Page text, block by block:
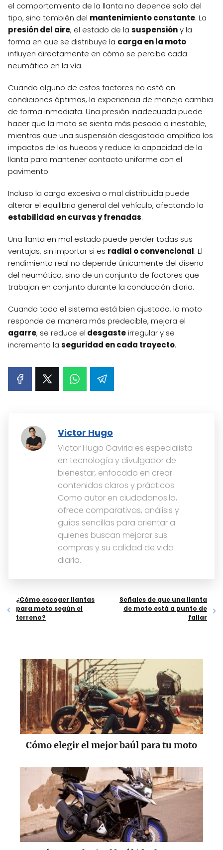
el comportamiento de la llanta no depende solo del
tipo, sino también del mantenimiento constante. La
presión del aire, el estado de la suspensióny la
forma en que se distribuye la carga en la moto
influyen directamente en cómo se percibe cada
neumático en la vía.
Cuando alguno de estos factores no está en
condiciones óptimas, la experiencia de manejo cambia
de forma inmediata. Una presión inadecuada puede
hacer que la moto se sienta más pesada o inestable,
mientras que una suspensión desgastada amplifica los
impactos de los huecos y reduce la capacidad de la
llanta para mantener contacto uniforme con el
pavimento.
Incluso la carga excesiva o mal distribuida puede
alterar el equilibrio general del vehículo, afectando la
estabilidad en curvas y frenadas.
Una llanta en mal estado puede perder todas sus
ventajas, sin importar si es radial o convencional. El
rendimiento real no depende únicamente del diseño
del neumático, sino de un conjunto de factores que
trabajan en conjunto durante la conducción diaria.
Cuando todo el sistema está bien ajustado, la moto
responde de manera más predecible, mejora el
agarre, se reduce el desgasteirregular y se
incrementa la seguridad en cada trayecto.
Victor Hugo
Victor Hugo Gaviria es especialista
en tecnología y divulgador de
bienestar, enfocado en crear
contenidos claros y prácticos.
Como autor en ciudadanos.la,
ofrece comparativas, análisis y
guías sencillas para orientar a
quienes buscan mejorar sus
compras y su calidad de vida
diaria.
¿Cómo escoger llantas
para moto según el
terreno?
Señales de que una llanta
de moto está a punto de
fallar
Cómo elegir el mejor baúl para tu moto